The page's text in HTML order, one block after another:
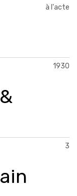
à l'acte
1930
3